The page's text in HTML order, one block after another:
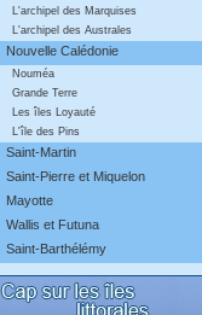
L'archipel des Marquises
L'archipel des Australes
Nouvelle Calédonie
Nouméa
Grande Terre
Les îles Loyauté
L'île des Pins
Saint-Martin
Saint-Pierre et Miquelon
Mayotte
Wallis et Futuna
Saint-Barthélémy